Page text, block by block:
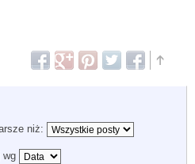
niż:
wg